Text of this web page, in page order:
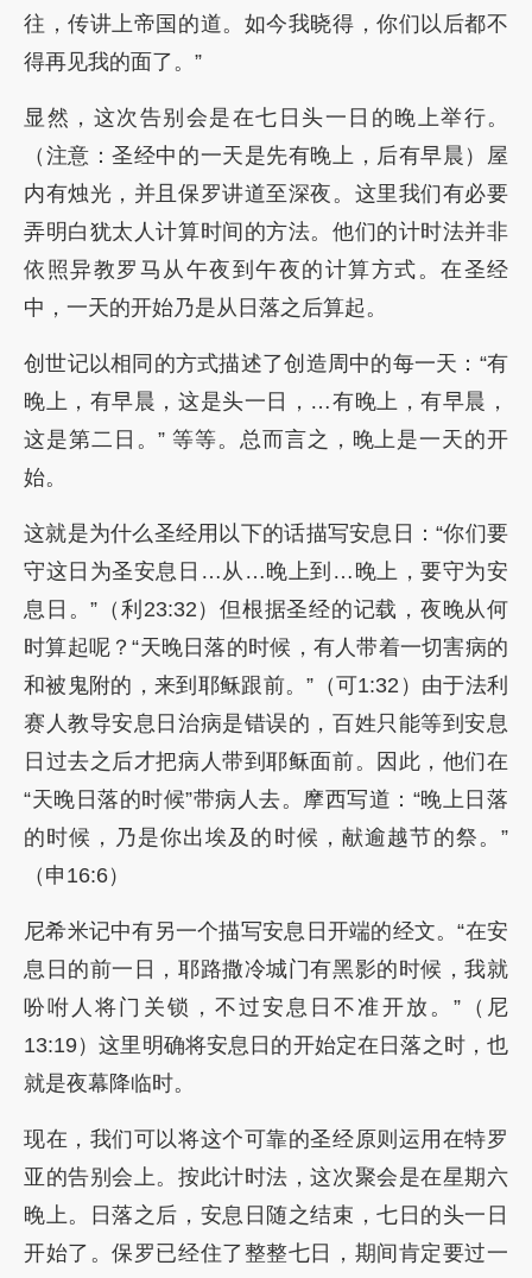
往，传讲上帝国的道。如今我晓得，你们以后都不
得再见我的面了。”
显然，这次告别会是在七日头一日的晚上举行。
（注意：圣经中的一天是先有晚上，后有早晨）屋
内有烛光，并且保罗讲道至深夜。这里我们有必要
弄明白犹太人计算时间的方法。他们的计时法并非
依照异教罗马从午夜到午夜的计算方式。在圣经
中，一天的开始乃是从日落之后算起。
创世记以相同的方式描述了创造周中的每一天：“有
晚上，有早晨，这是头一日，…有晚上，有早晨，
这是第二日。” 等等。总而言之，晚上是一天的开
始。
这就是为什么圣经用以下的话描写安息日：“你们要
守这日为圣安息日…从…晚上到…晚上，要守为安
息日。”（利23:32）但根据圣经的记载，夜晚从何
时算起呢？“天晚日落的时候，有人带着一切害病的
和被鬼附的，来到耶稣跟前。”（可1:32）由于法利
赛人教导安息日治病是错误的，百姓只能等到安息
日过去之后才把病人带到耶稣面前。因此，他们在
“天晚日落的时候”带病人去。摩西写道：“晚上日落
的时候，乃是你出埃及的时候，献逾越节的祭。”
（申16:6）
尼希米记中有另一个描写安息日开端的经文。“在安
息日的前一日，耶路撒冷城门有黑影的时候，我就
吩咐人将门关锁，不过安息日不准开放。”（尼
13:19）这里明确将安息日的开始定在日落之时，也
就是夜幕降临时。
现在，我们可以将这个可靠的圣经原则运用在特罗
亚的告别会上。按此计时法，这次聚会是在星期六
晚上。日落之后，安息日随之结束，七日的头一日
开始了。保罗已经住了整整七日，期间肯定要过一